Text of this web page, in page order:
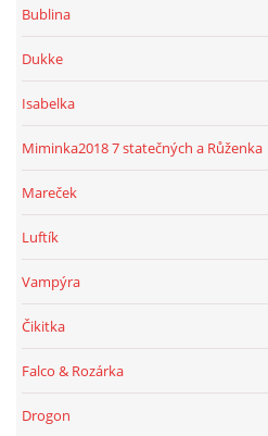
Bublina
Dukke
Isabelka
Miminka2018 7 statečných a Růženka
Mareček
Luftík
Vampýra
Čikitka
Falco & Rozárka
Drogon